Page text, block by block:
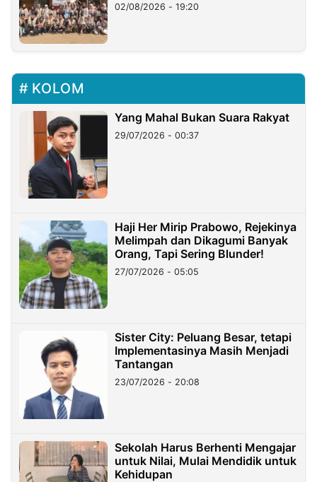
02/08/2026 - 19:20
KOLOM
Yang Mahal Bukan Suara Rakyat
29/07/2026 - 00:37
Haji Her Mirip Prabowo, Rejekinya
Melimpah dan Dikagumi Banyak
Orang, Tapi Sering Blunder!
27/07/2026 - 05:05
Sister City: Peluang Besar, tetapi
Implementasinya Masih Menjadi
Tantangan
23/07/2026 - 20:08
Sekolah Harus Berhenti Mengajar
untuk Nilai, Mulai Mendidik untuk
Kehidupan